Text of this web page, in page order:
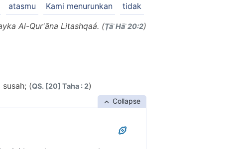
tidak
Kami menurunkan
atasmu
Al-Qur'āna Litashqaá. (Ṭāʾ Hāʾ 20:2)
(QS. [20] Taha : 2)
Collapse